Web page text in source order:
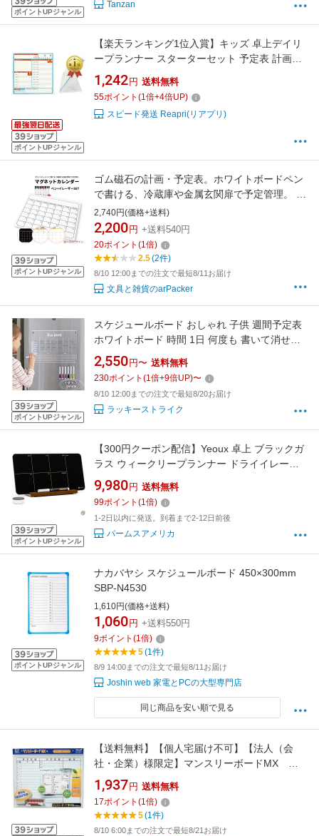
ポイントUPジャンル
Tanzan
ポイントUPジャンル
【楽天ランキング1位入賞】キッズ 卓上デイリ
ープランナー スターターセット 予定表 計画表
子供 Daily Planner For Kids (ブルー オレンジ)
1,242 円 送料無料
55ポイント (1倍+4倍UP)
スピード発送 Reapri(リアプリ)
ポイントUPジャンル
ゴム磁石の計画・予定表。ホワイトボードペン
で書ける、冷蔵庫や金属玄関扉で予定管理。 マ
グネット ゴム磁石 予定表 計画表 月間 週間 カ
レンダー マーカー 消せる 冷蔵庫 磁石 大型 ホ
ワイトボード
2,740円(価格+送料)
2,200 円 +送料540円
20ポイント (1倍)
2.5(2件)
8/10 12:00までの注文で最短8/11お届け
文具と雑貨のarPacker
ポイントUPジャンル
スケジュールボード おしゃれ 子供 週間予定表
ホワイトボード 時間 1日 何度も 書いて消せる
to do list todoリスト やること マンスリー 冷蔵
庫 透明 アクリル磁性 ボードマーカー付き 繰り
返し 計画 カレンダー 掲示板 見やすい 書きやす
い
2,550 円〜 送料無料
230ポイント (1倍+9倍UP)〜
8/10 12:00までの注文で最短8/20お届け
ラッキーストライク
ポイントUPジャンル
【300円クーポン配信】Yeoux 卓上 ブラックガ
ラス ウィークリープランナー ドライイレース
ホワイトボード 取り外し可能な木製スタンド付
き 小さなポータブル週カレンダー ToDoリスト
12x6インチ オフィス 自宅 学校 マーカー&消し
ゴム付き
9,980 円 送料無料
99ポイント (1倍)
1-2日以内に発送。到着まで2-12日前後
パームスアメリカ
ポイントUPジャンル
ナカバヤシ スケジュールボード 450×300mm
SBP-N4530
1,610円(価格+送料)
1,060 円 +送料550円
9ポイント (1倍)
5(1件)
8/9 14:00までの注文で最短8/11お届け
Joshin web 家電とPCの大型専門店
同じ商品を安い順で見る
【送料無料】【個人宅届け不可】【法人（会
社・企業）様限定】マンスリーボードMX
600×440mm 1枚
1,937 円 送料無料
17ポイント (1倍)
5(1件)
8/10 6:00までの注文で最短8/21お届け